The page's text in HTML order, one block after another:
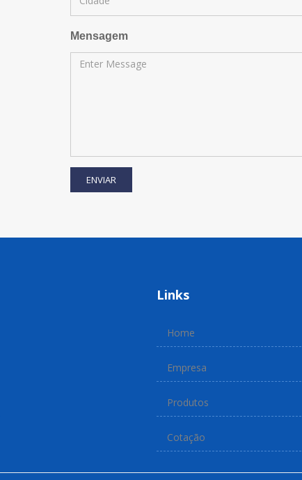
Mensagem
ENVIAR
Links
Home
Empresa
Produtos
Cotação